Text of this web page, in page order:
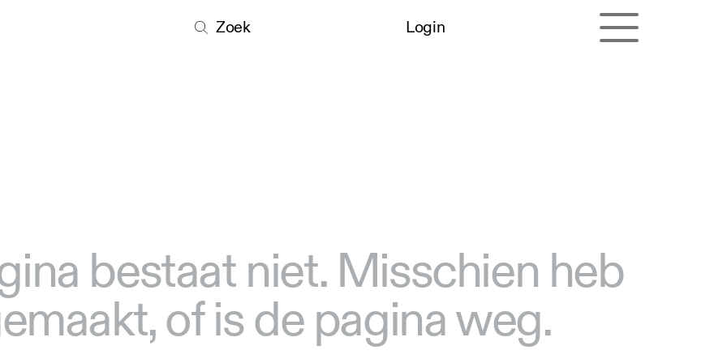
Zoek Login
bestaat niet. Misschien heb
of is de pagina weg.